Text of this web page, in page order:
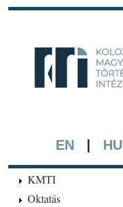
EN HU
KMTI
Oktatás